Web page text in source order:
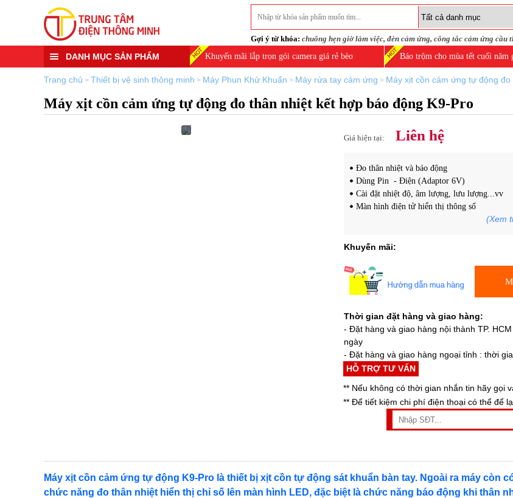
Gợi ý từ khóa: chuông hẹn giờ làm việc, đèn cảm ứng, công tắc cảm ứng cầu
DANH MỤC SẢN PHẨM Khuyến mãi lắp trọn gói camera giá rẻ bèo Báo trộm cho mùa tết cuối năm
Trang chủ > Thiết bị vệ sinh thông minh > Máy Phun Khử Khuẩn > Máy rửa tay cảm ứng > Máy xịt cồn cảm ứng tự động
Máy xịt cồn cảm ứng tự động đo thân nhiệt kết hợp báo động K9-Pro
Giá hiện tại: Liên hệ
Đo thân nhiệt và báo động
Dùng Pin - Điện (Adaptor 6V)
Cài đặt nhiệt độ, âm lượng, lưu lượng...vv
Màn hình điện tử hiển thị thông số
(Xem
Khuyến mãi:
Thời gian đặt hàng và giao hàng:
- Đặt hàng và giao hàng nội thành TP.
ngày
- Đặt hàng và giao hàng ngoại tỉnh : thời
HỖ TRỢ TƯ VẤN
** Nếu không có thời gian nhắn tin hãy gọi
** Để tiết kiệm chi phí điện thoại có thể để
Máy xịt cồn cảm ứng tự động K9-Pro là thiết bị xịt cồn tự động sát khuẩn bàn tay. Ngoài ra máy còn
chức năng đo thân nhiệt hiển thị chỉ số lên màn hình LED, đặc biệt là chức năng báo động khi thân